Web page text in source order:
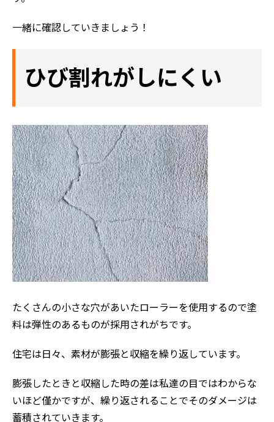
一緒に確認していきましょう！
ひび割れがしにくい
たくさんの小さな穴があいたローラーを使用するので塗
料は弾性のあるものが採用されがちです。
住宅は日々、素材が膨張と収縮を繰り返しています。
膨張したときと収縮した時の差は私達の目ではわからな
いほど僅かですが、繰り返されることでそのダメージは
蓄積されていきます。